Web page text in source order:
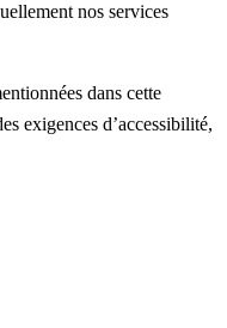
nos services
dans cette
exigences d’accessibilité,